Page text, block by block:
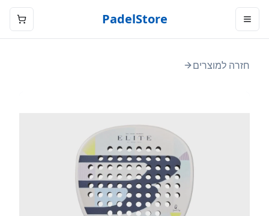
PadelStore
חזרה למוצרים